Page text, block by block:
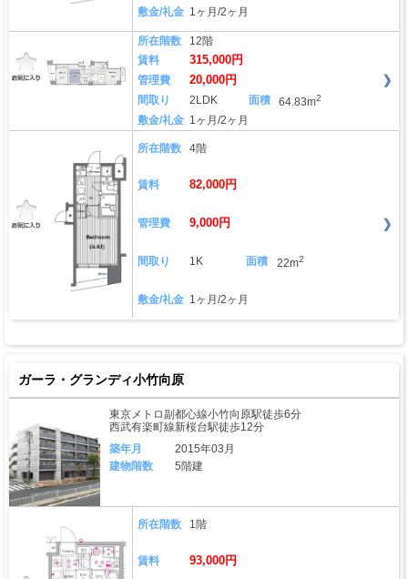
敷金/礼金 1ヶ月/2ヶ月
所在階数
12階
賃料
315,000円
管理費 20,000円
間取り 2LDK 面積 64.83m2
敷金/礼金 1ヶ月/2ヶ月
所在階数 4階
賃料 82,000円
管理費 9,000円
間取り 1K 面積 22m2
敷金/礼金 1ヶ月/2ヶ月
ガーラ・グランディ小竹向原
東京メトロ副都心線小竹向原駅徒歩6分
西武有楽町線新桜台駅徒歩12分
築年月
2015年03月
建物階数
5階建
所在階数 1階
賃料 93,000円